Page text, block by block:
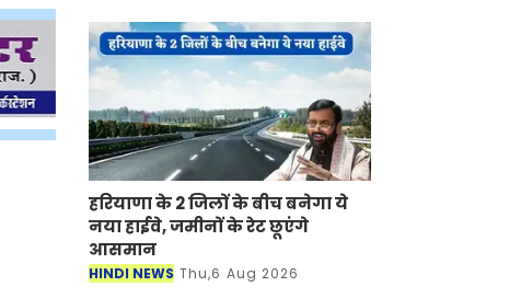
हरियाणा के 2 जिलों के बीच बनेगा ये
नया हाईवे, जमीनों के रेट छूएंगे
आसमान
HINDI NEWS Thu,6 Aug 2026